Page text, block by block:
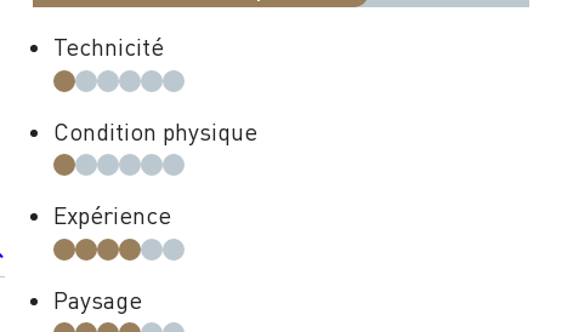
Technicité
Condition physique
Expérience
Paysage